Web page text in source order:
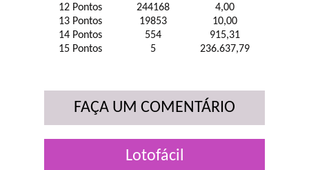
12 Pontos
244168
4,00
13 Pontos
19853
10,00
14 Pontos
554
915,31
15 Pontos
5 236.637,79
FAÇA UM COMENTÁRIO
Lotofácil